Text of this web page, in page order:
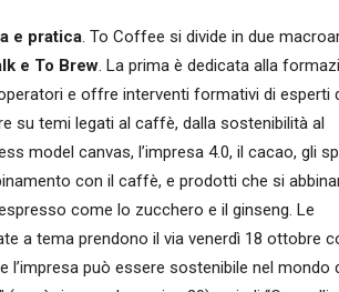
e pratica. To Coffee si divide in due
e To Brew. La prima è dedicata alla
e offre interventi formativi di esperti
su temi legati al caffè, dalla sostenibilità al
model canvas, l’impresa 4.0, il cacao, gli
con il caffè, e prodotti che si
come lo zucchero e il ginseng. Le
a tema prendono il via venerdì 18 ottobre
l’impresa può essere sostenibile nel mondo